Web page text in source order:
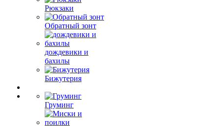
Рюкзаки
Обратный зонт
дождевики и
бахилы
Бижутерия
Груминг